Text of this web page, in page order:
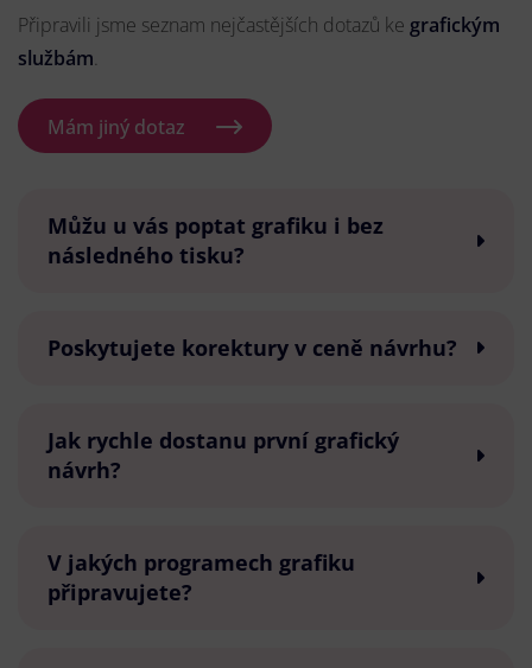
Připravili jsme seznam nejčastějších dotazů ke grafickým
službám.
Mám jiný dotaz
Můžu u vás poptat grafiku i bez
následného tisku?
Poskytujete korektury v ceně návrhu?
Jak rychle dostanu první grafický
návrh?
V jakých programech grafiku
připravujete?